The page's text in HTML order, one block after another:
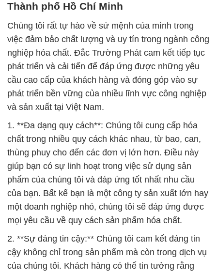
Thành phố Hồ Chí Minh
Chúng tôi rất tự hào về sứ mệnh của mình trong
việc đảm bảo chất lượng và uy tín trong ngành công
nghiệp hóa chất. Đắc Trường Phát cam kết tiếp tục
phát triển và cải tiến để đáp ứng được những yêu
cầu cao cấp của khách hàng và đóng góp vào sự
phát triển bền vững của nhiều lĩnh vực công nghiệp
và sản xuất tại Việt Nam.
1. **Đa dạng quy cách**: Chúng tôi cung cấp hóa
chất trong nhiều quy cách khác nhau, từ bao, can,
thùng phuy cho đến các đơn vị lớn hơn. Điều này
giúp bạn có sự linh hoạt trong việc sử dụng sản
phẩm của chúng tôi và đáp ứng tốt nhất nhu cầu
của bạn. Bất kể bạn là một công ty sản xuất lớn hay
một doanh nghiệp nhỏ, chúng tôi sẽ đáp ứng được
mọi yêu cầu về quy cách sản phẩm hóa chất.
2. **Sự đáng tin cậy:** Chúng tôi cam kết đáng tin
cậy không chỉ trong sản phẩm mà còn trong dịch vụ
của chúng tôi. Khách hàng có thể tin tưởng rằng